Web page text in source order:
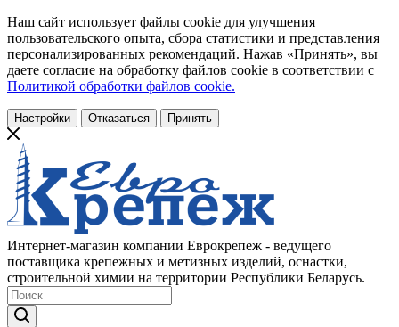
Наш сайт использует файлы cookie для улучшения
пользовательского опыта, сбора статистики и представления
персонализированных рекомендаций. Нажав «Принять», вы
даете согласие на обработку файлов cookie в соответствии с
Политикой обработки файлов cookie.
Настройки Отказаться Принять
Интернет-магазин компании Еврокрепеж - ведущего
поставщика крепежных и метизных изделий, оснастки,
строительной химии на территории Республики Беларусь.